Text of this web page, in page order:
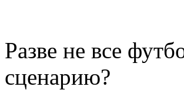
Разве не все
сценарию?